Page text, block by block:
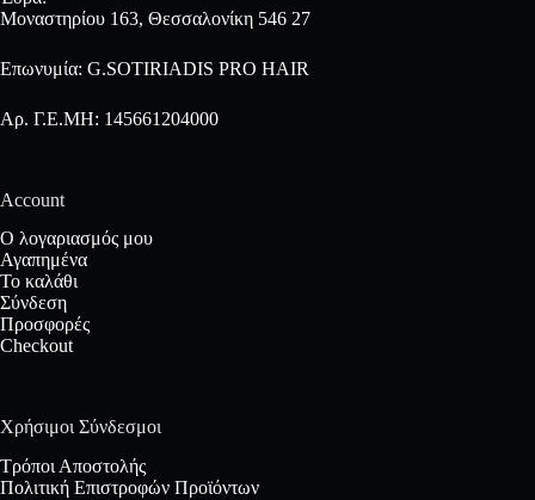
Μοναστηρίου 163, Θεσσαλονίκη 546 27
Επωνυμία: G.SOTIRIADIS PRO HAIR
Αρ. Γ.Ε.ΜΗ: 145661204000
Account
Ο λογαριασμός μου
Αγαπημένα
Το καλάθι
Σύνδεση
Προσφορές
Checkout
Χρήσιμοι Σύνδεσμοι
Τρόποι Αποστολής
Πολιτική Επιστροφών Προϊόντων